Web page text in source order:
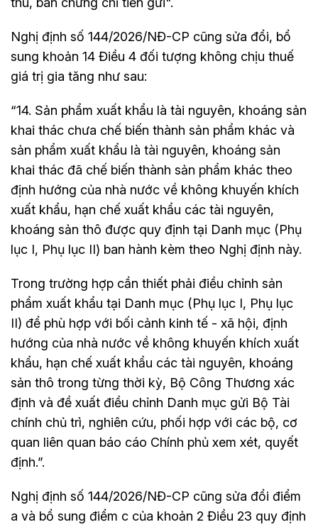
Nghị định số 144/2026/NĐ-CP cũng sửa đổi, bổ
sung khoản 14 Điều 4 đối tượng không chịu thuế
giá trị gia tăng như sau:
“14. Sản phẩm xuất khẩu là tài nguyên, khoáng sản
khai thác chưa chế biến thành sản phẩm khác và
sản phẩm xuất khẩu là tài nguyên, khoáng sản
khai thác đã chế biến thành sản phẩm khác theo
định hướng của nhà nước về không khuyến khích
xuất khẩu, hạn chế xuất khẩu các tài nguyên,
khoáng sản thô được quy định tại Danh mục (Phụ
lục I, Phụ lục II) ban hành kèm theo Nghị định này.
Trong trường hợp cần thiết phải điều chỉnh sản
phẩm xuất khẩu tại Danh mục (Phụ lục I, Phụ lục
II) để phù hợp với bối cảnh kinh tế - xã hội, định
hướng của nhà nước về không khuyến khích xuất
khẩu, hạn chế xuất khẩu các tài nguyên, khoáng
sản thô trong từng thời kỳ, Bộ Công Thương xác
định và đề xuất điều chỉnh Danh mục gửi Bộ Tài
chính chủ trì, nghiên cứu, phối hợp với các bộ, cơ
quan liên quan báo cáo Chính phủ xem xét, quyết
định.”.
Nghị định số 144/2026/NĐ-CP cũng sửa đổi điểm
a và bổ sung điểm c của khoản 2 Điều 23 quy định